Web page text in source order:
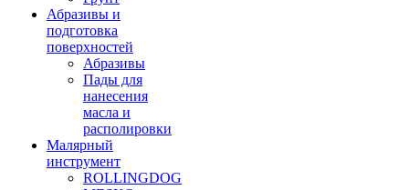
Абразивы и
подготовка
поверхностей
Абразивы
Пады для
нанесения
масла и
располировки
Малярный
инструмент
ROLLINGDOG